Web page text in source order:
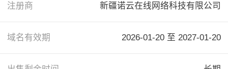
注册商 新疆诺云在线网络科技有限公司
域名有效期 2026-01-20 至 2027-01-20